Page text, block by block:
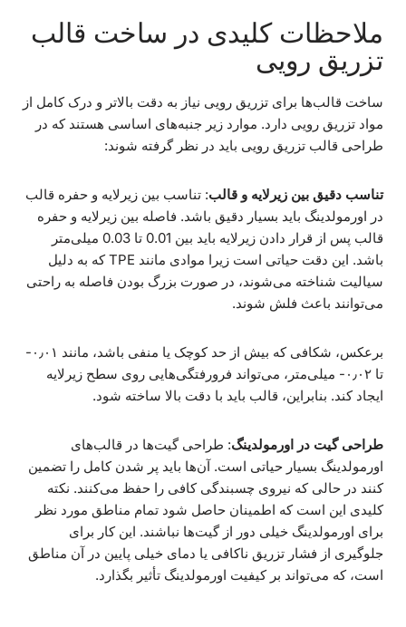
ملاحظات کلیدی در ساخت قالب
تزریق رویی
ساخت قالب‌ها برای تزریق رویی نیاز به دقت بالاتر و درک کامل از
مواد تزریق رویی دارد. موارد زیر جنبه‌های اساسی هستند که در
طراحی قالب تزریق رویی باید در نظر گرفته شوند:
تناسب دقیق بین زیرلایه و قالب: تناسب بین زیرلایه و حفره قالب
در اورمولدینگ باید بسیار دقیق باشد. فاصله بین زیرلایه و حفره
قالب پس از قرار دادن زیرلایه باید بین 0.01 تا 0.03 میلی‌متر
باشد. این دقت حیاتی است زیرا موادی مانند TPE که به دلیل
سیالیت شناخته می‌شوند، در صورت بزرگ بودن فاصله به راحتی
می‌توانند باعث فلش شوند.
برعکس، شکافی که بیش از حد کوچک یا منفی باشد، مانند ۰٫۰۱-
تا ۰٫۰۲- میلی‌متر، می‌تواند فرورفتگی‌هایی روی سطح زیرلایه
ایجاد کند. بنابراین، قالب باید با دقت بالا ساخته شود.
طراحی گیت در اورمولدینگ: طراحی گیت‌ها در قالب‌های
اورمولدینگ بسیار حیاتی است. آن‌ها باید پر شدن کامل را تضمین
کنند در حالی که نیروی چسبندگی کافی را حفظ می‌کنند. نکته
کلیدی این است که اطمینان حاصل شود تمام مناطق مورد نظر
برای اورمولدینگ خیلی دور از گیت‌ها نباشند. این کار برای
جلوگیری از فشار تزریق ناکافی یا دمای خیلی پایین در آن مناطق
است، که می‌تواند بر کیفیت اورمولدینگ تأثیر بگذارد.